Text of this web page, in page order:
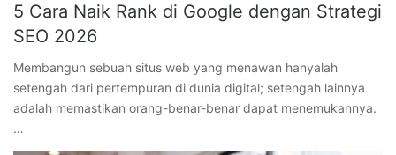
5 Cara Naik Rank di Google dengan Strategi
SEO 2026
Membangun sebuah situs web yang menawan hanyalah
setengah dari pertempuran di dunia digital; setengah lainnya
adalah memastikan orang-benar-benar dapat menemukannya.
…